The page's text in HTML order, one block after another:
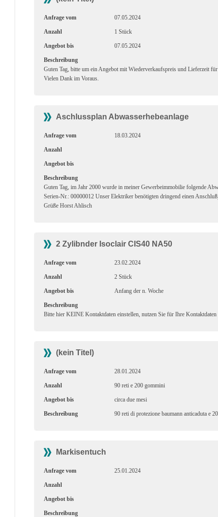
Anfrage vom 07.05.2024
Anzahl 1 Stück
Angebot bis 07.05.2024
Beschreibung
Guten Tag, bitte um ein Angebot mit Wiederverkaufspreis und Lieferzeit
Vielen Dank im Voraus.
Aschlussplan Abwasserhebeanlage
Anfrage vom 18.03.2024
Anzahl
Angebot bis
Beschreibung
Guten Tag, im Jahr 2000 wurde in meiner Gewerbeimmobilie folgende
Serien-Nr.: 00000012 Unser Elektriker benötigten dringend einen
Grüße Horst Ahlisch
2 Zylibnder Isoclair CIS40 NA50
Anfrage vom 23.02.2024
Anzahl 2 Stück
Angebot bis Anfang der n. Woche
Beschreibung
Bitte hier KEINE Kontaktdaten einstellen, nutzen Sie für Ihre
(kein Titel)
Anfrage vom 28.01.2024
Anzahl 90 reti e 200 gommini
Angebot bis circa due mesi
Beschreibung 90 reti di protezione baumann anticaduta e
Markisentuch
Anfrage vom 25.01.2024
Anzahl
Angebot bis
Beschreibung